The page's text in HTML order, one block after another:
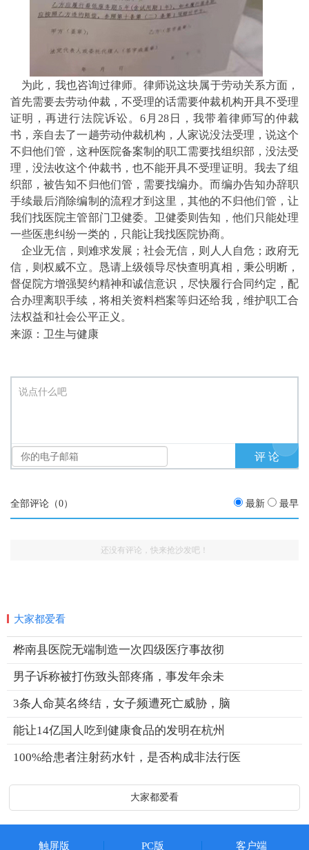
为此，我也咨询过律师。律师说这块属于劳动关系方面，
首先需要去劳动仲裁，不受理的话需要仲裁机构开具不受理
证明，再进行法院诉讼。6月28日，我带着律师写的仲裁
书，亲自去了一趟劳动仲裁机构，人家说没法受理，说这个
不归他们管，这种医院备案制的职工需要找组织部，没法受
理，没法收这个仲裁书，也不能开具不受理证明。我去了组
织部，被告知不归他们管，需要找编办。而编办告知办辞职
手续最后消除编制的流程才到这里，其他的不归他们管，让
我们找医院主管部门卫健委。卫健委则告知，他们只能处理
一些医患纠纷一类的，只能让我找医院协商。
企业无信，则难求发展；社会无信，则人人自危；政府无
信，则权威不立。恳请上级领导尽快查明真相，秉公明断，
督促院方增强契约精神和诚信意识，尽快履行合同约定，配
合办理离职手续，将相关资料档案等归还给我，维护职工合
法权益和社会公平正义。
来源：卫生与健康
说点什么吧
全部评论（0） 最新 最早
还没有评论，快来抢沙发吧！
大家都爱看
桦南县医院无端制造一次四级医疗事故彻
男子诉称被打伤致头部疼痛，事发年余未
3条人命莫名终结，女子频遭死亡威胁，脑
能让14亿国人吃到健康食品的发明在杭州
100%给患者注射药水针，是否构成非法行医
大家都爱看
触屏版 PC版 客户端